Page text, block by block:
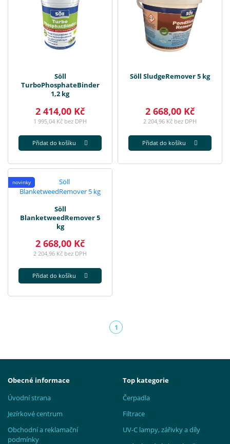
Söll
TurboPhosphateBinder
1,2 kg
2 414,00 Kč
1 995,04 Kč bez DPH
Přidat do košíku
Söll SludgeRemover 5 kg
2 668,00 Kč
2 204,96 Kč bez DPH
Přidat do košíku
novinky
Söll
BlanketweedRemover 5
kg
2 668,00 Kč
2 204,96 Kč bez DPH
Přidat do košíku
1(aktuální)
Obecné informace
Úvodní strana
Jezírkové centrum
Obchodní a reklamační
podmínky
Top kategorie
Čerpadla
Filtrace
UV-C lampy, zářivky a díly